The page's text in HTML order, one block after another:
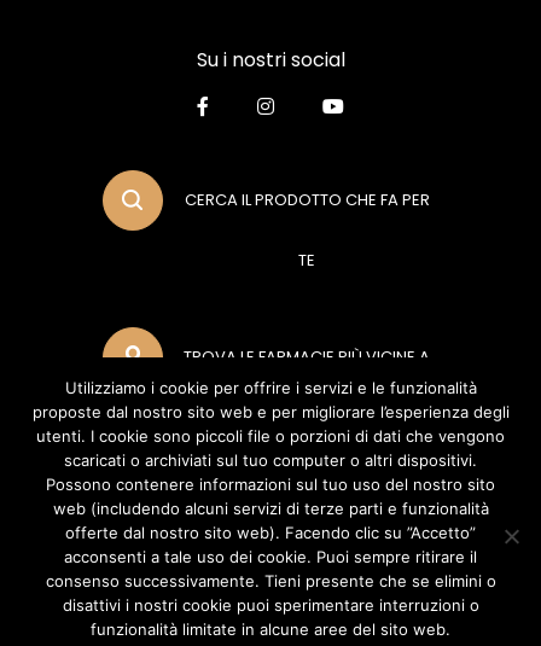
Su i nostri social
CERCA IL PRODOTTO CHE FA PER
TE
TROVA LE FARMACIE PIÙ VICINE A
TE
METODI DI PAGAMENTO
POLIFARMA BENESSERE S.R.L (Socio Unico Polifarma S.P.A) Via del Poggio
Utilizziamo i cookie per offrire i servizi e le funzionalità
proposte dal nostro sito web e per migliorare l’esperienza degli
utenti. I cookie sono piccoli file o porzioni di dati che vengono
scaricati o archiviati sul tuo computer o altri dispositivi.
Possono contenere informazioni sul tuo uso del nostro sito
web (includendo alcuni servizi di terze parti e funzionalità
offerte dal nostro sito web). Facendo clic su ”Accetto”
acconsenti a tale uso dei cookie. Puoi sempre ritirare il
consenso successivamente. Tieni presente che se elimini o
disattivi i nostri cookie puoi sperimentare interruzioni o
funzionalità limitate in alcune aree del sito web.